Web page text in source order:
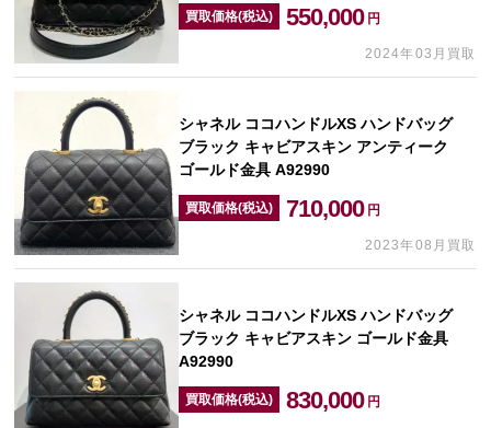
買取価格(税込) 550,000 円
2024年03月買取
シャネル ココハンドルXS ハンドバッグ
ブラック キャビアスキン アンティーク
ゴールド金具 A92990
買取価格(税込) 710,000 円
2023年08月買取
シャネル ココハンドルXS ハンドバッグ
ブラック キャビアスキン ゴールド金具
A92990
買取価格(税込) 830,000 円